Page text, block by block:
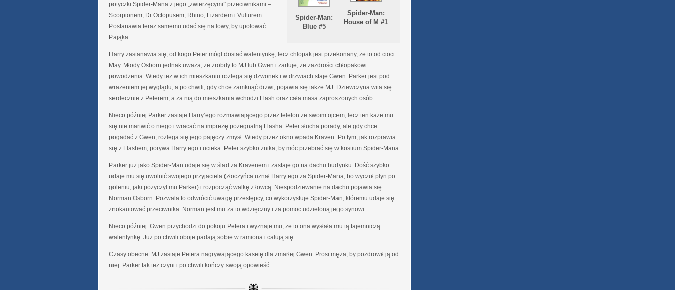
Spider-Man:
Blue #5
Spider-Man:
House of M #1
potyczki Spider-Mana z jego „zwierzęcymi” przeciwnikami –
Scorpionem, Dr Octopusem, Rhino, Lizardem i Vulturem.
Postanawia teraz samemu udać się na łowy, by upolować
Pająka.
Harry zastanawia się, od kogo Peter mógł dostać walentynkę, lecz chłopak jest przekonany, że to od cioci
May. Młody Osborn jednak uważa, że zrobiły to MJ lub Gwen i żartuje, że zazdrości chłopakowi
powodzenia. Wtedy też w ich mieszkaniu rozlega się dzwonek i w drzwiach staje Gwen. Parker jest pod
wrażeniem jej wyglądu, a po chwili, gdy chce zamknąć drzwi, pojawia się także MJ. Dziewczyna wita się
serdecznie z Peterem, a za nią do mieszkania wchodzi Flash oraz cała masa zaproszonych osób.
Nieco później Parker zastaje Harry’ego rozmawiającego przez telefon ze swoim ojcem, lecz ten każe mu
się nie martwić o niego i wracać na imprezę pożegnalną Flasha. Peter słucha porady, ale gdy chce
pogadać z Gwen, rozlega się jego pajęczy zmysł. Wtedy przez okno wpada Kraven. Po tym, jak rozprawia
się z Flashem, porywa Harry’ego i ucieka. Peter szybko znika, by móc przebrać się w kostium Spider-Mana.
Parker już jako Spider-Man udaje się w ślad za Kravenem i zastaje go na dachu budynku. Dość szybko
udaje mu się uwolnić swojego przyjaciela (złoczyńca uznał Harry’ego za Spider-Mana, bo wyczuł płyn po
goleniu, jaki pożyczył mu Parker) i rozpocząć walkę z łowcą. Niespodziewanie na dachu pojawia się
Norman Osborn. Pozwala to odwrócić uwagę przestępcy, co wykorzystuje Spider-Man, któremu udaje się
znokautować przeciwnika. Norman jest mu za to wdzięczny i za pomoc udzieloną jego synowi.
Nieco później. Gwen przychodzi do pokoju Petera i wyznaje mu, że to ona wysłała mu tą tajemniczą
walentynkę. Już po chwili oboje padają sobie w ramiona i całują się.
Czasy obecne. MJ zastaje Petera nagrywającego kasetę dla zmarłej Gwen. Prosi męża, by pozdrowił ją od
niej. Parker tak też czyni i po chwili kończy swoją opowieść.